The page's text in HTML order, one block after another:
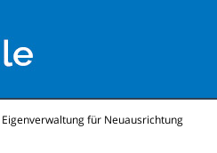
für Neuausrichtung